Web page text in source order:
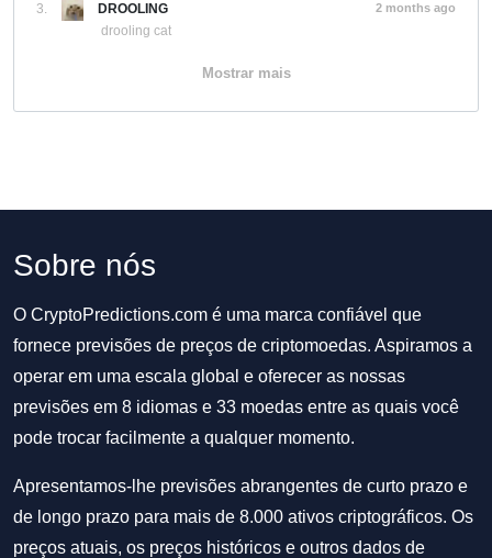
3.
DROOLING
drooling cat
2 months ago
Mostrar mais
Sobre nós
O CryptoPredictions.com é uma marca confiável que
fornece previsões de preços de criptomoedas. Aspiramos a
operar em uma escala global e oferecer as nossas
previsões em 8 idiomas e 33 moedas entre as quais você
pode trocar facilmente a qualquer momento.
Apresentamos-lhe previsões abrangentes de curto prazo e
de longo prazo para mais de 8.000 ativos criptográficos. Os
preços atuais, os preços históricos e outros dados de